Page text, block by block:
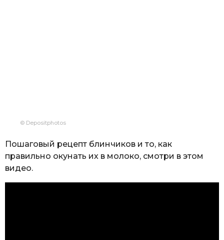
© Depositphotos
Пошаговый рецепт блинчиков и то, как
правильно окунать их в молоко, смотри в этом
видео.